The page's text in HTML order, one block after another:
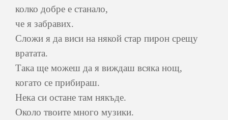
колко добре е станало,
че я забравих.
Сложи я да виси на някой стар пирон срещу
вратата.
Така ще можеш да я виждаш всяка нощ,
когато се прибираш.
Нека си остане там някъде.
Около твоите много музики.